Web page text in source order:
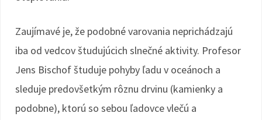
Zaujímavé je, že podobné varovania neprichádzajú
iba od vedcov študujúcich slnečné aktivity. Profesor
Jens Bischof študuje pohyby ľadu v oceánoch a
sleduje predovšetkým rôznu drvinu (kamienky a
podobne), ktorú so sebou ľadovce vlečú a